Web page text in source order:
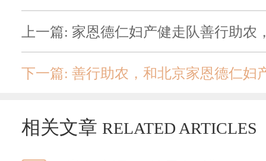
上一篇: 家恩德仁妇产健走队善行助农
下一篇: 善行助农，和北京家恩德仁妇
相关文章 RELATED ARTICLES